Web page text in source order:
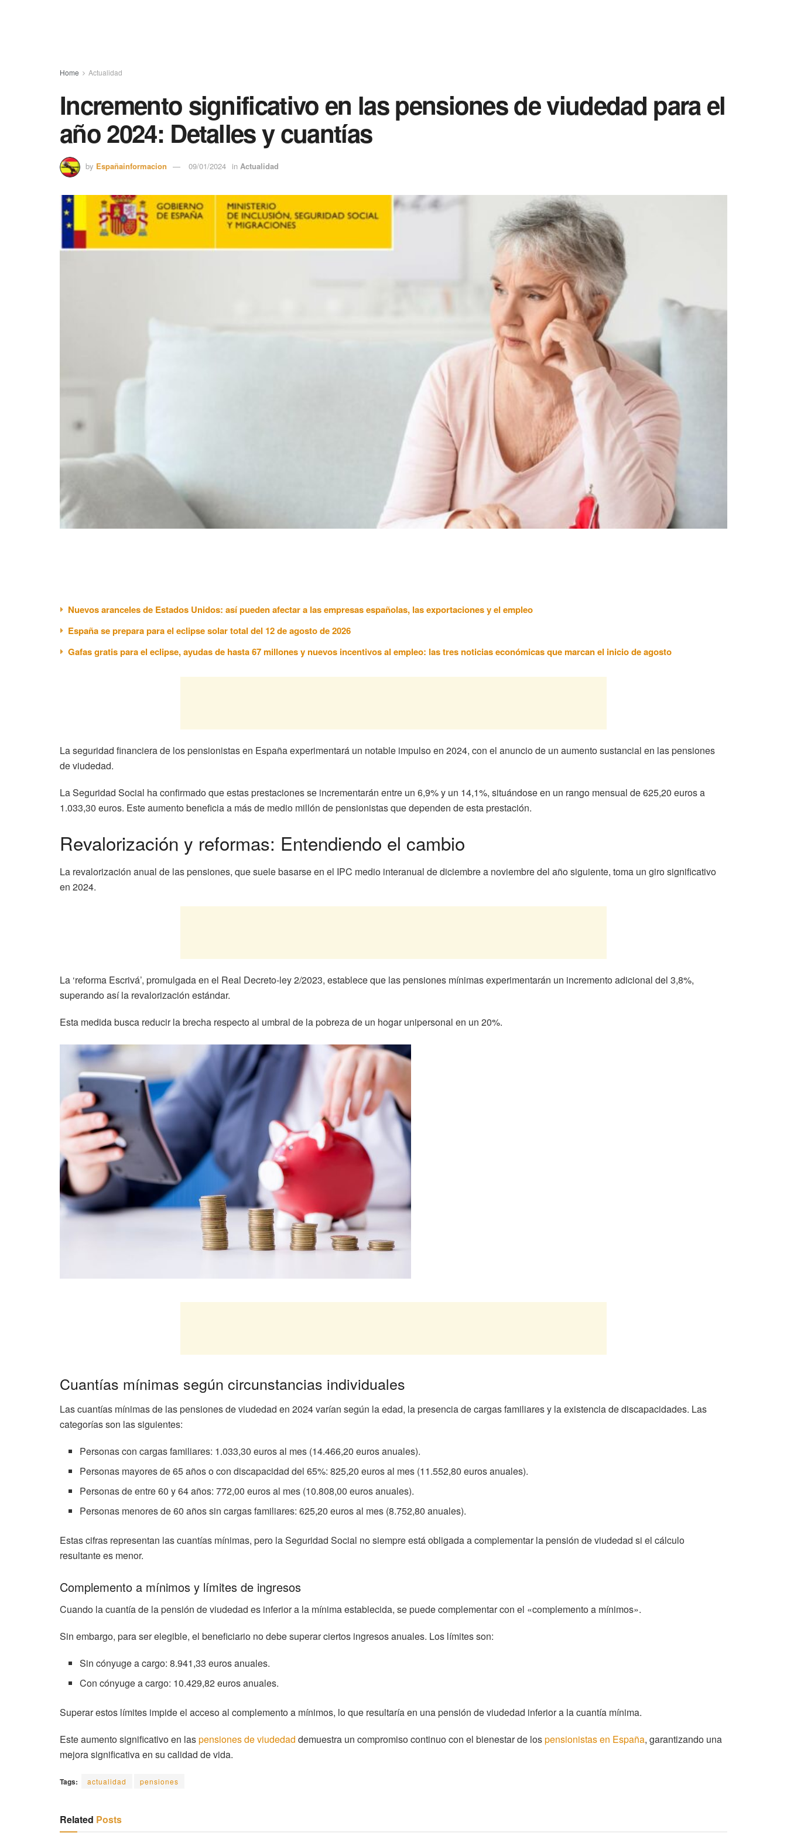
Home Actualidad
Incremento significativo en las pensiones de viudedad para el
año 2024: Detalles y cuantías
by Españainformacion 09/01/2024 in Actualidad
Nuevos aranceles de Estados Unidos: así pueden afectar a las empresas españolas, las exportaciones y el empleo
España se prepara para el eclipse solar total del 12 de agosto de 2026
Gafas gratis para el eclipse, ayudas de hasta 67 millones y nuevos incentivos al empleo: las tres noticias económicas que marcan el inicio de agosto
La seguridad financiera de los pensionistas en España experimentará un notable impulso en 2024, con el anuncio de un aumento sustancial en las pensiones
de viudedad.
La Seguridad Social ha confirmado que estas prestaciones se incrementarán entre un 6,9% y un 14,1%, situándose en un rango mensual de 625,20 euros a
1.033,30 euros. Este aumento beneficia a más de medio millón de pensionistas que dependen de esta prestación.
Revalorización y reformas: Entendiendo el cambio
La revalorización anual de las pensiones, que suele basarse en el IPC medio interanual de diciembre a noviembre del año siguiente, toma un giro significativo
en 2024.
La ‘reforma Escrivá’, promulgada en el Real Decreto-ley 2/2023, establece que las pensiones mínimas experimentarán un incremento adicional del 3,8%,
superando así la revalorización estándar.
Esta medida busca reducir la brecha respecto al umbral de la pobreza de un hogar unipersonal en un 20%.
Cuantías mínimas según circunstancias individuales
Las cuantías mínimas de las pensiones de viudedad en 2024 varían según la edad, la presencia de cargas familiares y la existencia de discapacidades. Las
categorías son las siguientes:
Personas con cargas familiares: 1.033,30 euros al mes (14.466,20 euros anuales).
Personas mayores de 65 años o con discapacidad del 65%: 825,20 euros al mes (11.552,80 euros anuales).
Personas de entre 60 y 64 años: 772,00 euros al mes (10.808,00 euros anuales).
Personas menores de 60 años sin cargas familiares: 625,20 euros al mes (8.752,80 anuales).
Estas cifras representan las cuantías mínimas, pero la Seguridad Social no siempre está obligada a complementar la pensión de viudedad si el cálculo
resultante es menor.
Complemento a mínimos y límites de ingresos
Cuando la cuantía de la pensión de viudedad es inferior a la mínima establecida, se puede complementar con el «complemento a mínimos».
Sin embargo, para ser elegible, el beneficiario no debe superar ciertos ingresos anuales. Los límites son:
Sin cónyuge a cargo: 8.941,33 euros anuales.
Con cónyuge a cargo: 10.429,82 euros anuales.
Superar estos límites impide el acceso al complemento a mínimos, lo que resultaría en una pensión de viudedad inferior a la cuantía mínima.
Este aumento significativo en laspensiones de viudedad demuestra un compromiso continuo con el bienestar de lospensionistas en España, garantizando una
mejora significativa en su calidad de vida.
Tags: actualidad pensiones
Related Posts